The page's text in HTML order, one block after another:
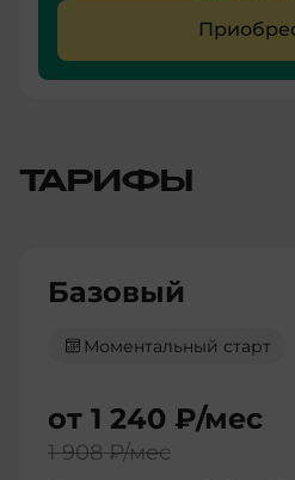
ТАРИФЫ
Базовый
Моментальный старт
от 1 240 ₽/мес
1 908 ₽/мес